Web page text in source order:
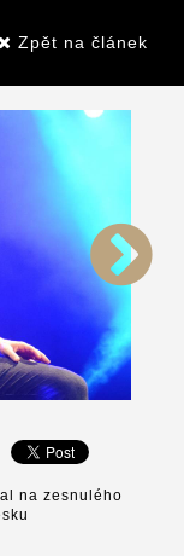
Zpět na článek
na zesnulého